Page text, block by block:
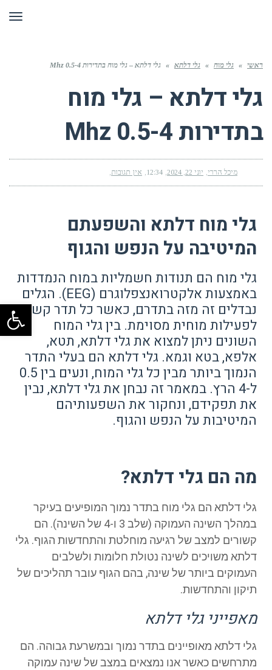
ראשי » גלי מוח » גלי דלתא » גלי דלתא – גלי מוח בתדירות 0.5-4 Mhz
גלי דלתא – גלי מוח
בתדירות 0.5-4 Mhz
מיכל הררי יוני 22, 2024 12:34 אין תגובות
גלי מוח דלתא והשפעתם
המיטיבה על הנפש והגוף
גלי מוח הם תנודות חשמליות במוח הנמדדות
באמצעות אלקטרואנצפלוגרם (EEG). הגלים
נבדלים זה מזה בתדרם, כאשר כל תדר קשור
לפעילות מוחית מסוימת. בין גלי המוח
השונים ניתן למצוא את גלי דלתא, תטא,
אלפא, בטא וגמא. גלי דלתא הם בעלי התדר
הנמוך ביותר מבין כל גלי המוח, ונעים בין 0.5
ל-4 הרץ. במאמר זה נבחן את גלי דלתא, נבין
את תפקידם, ונחקור את השפעותיהם
המיטיבות על הנפש והגוף.
מה הם גלי דלתא?
גלי דלתא הם גלי מוח בתדר נמוך המופיעים בעיקר
במהלך השינה העמוקה (שלב 3 ו-4 של השינה). הם
קשורים למצב של רגיעה מוחלטת והתחדשות הגוף. גלי
דלתא משויכים לשינה נטולת חלומות ולשלבים
העמוקים ביותר של שינה, בהם הגוף עובר תהליכים של
תיקון והתחדשות.
מאפייני גלי דלתא
גלי דלתא מאופיינים בתדר נמוך ובמשרעת גבוהה. הם
מתרחשים כאשר אנו נמצאים במצב של שינה עמוקה